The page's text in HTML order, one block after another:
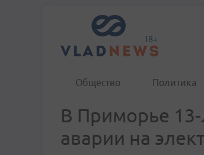
Общество Политика
В Приморье
аварии на